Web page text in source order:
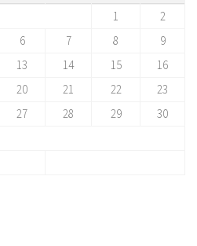
1
2
6 7 8
9
13 14 15
16
20 21 22
23
27 28 29
30